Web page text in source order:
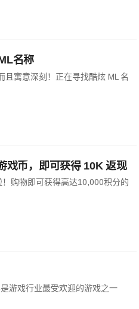
名称
寓意深刻！正在寻找酷炫 ML 名
戏币，即可获得 10K 返现
购物即可获得高达10,000积分的
游戏行业最受欢迎的游戏之一